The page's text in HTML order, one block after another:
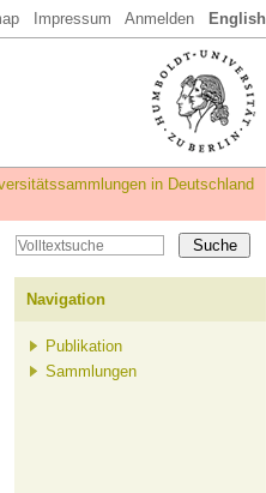
Impressum Anmelden English
in Deutschland
Navigation
Publikation
Sammlungen